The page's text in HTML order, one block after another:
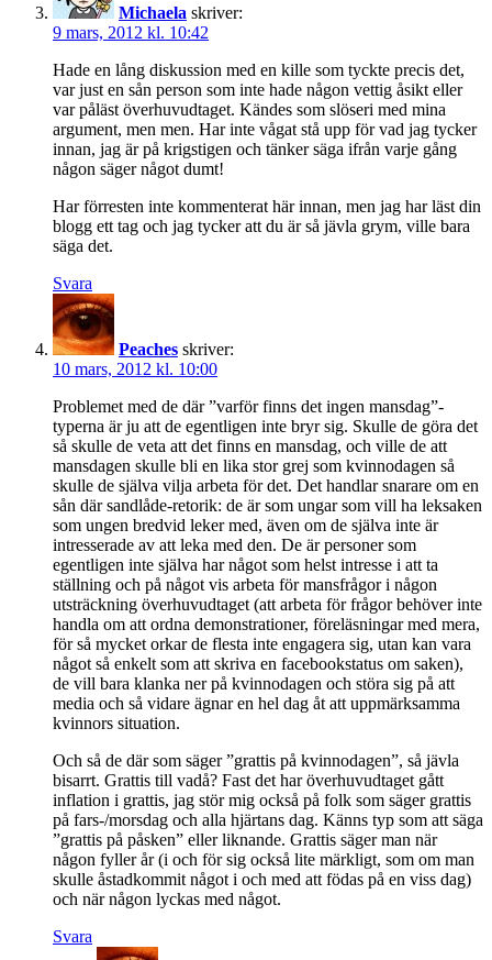
Michaela skriver:
9 mars, 2012 kl. 10:42
Hade en lång diskussion med en kille som tyckte precis det,
var just en sån person som inte hade någon vettig åsikt eller
var påläst överhuvudtaget. Kändes som slöseri med mina
argument, men men. Har inte vågat stå upp för vad jag tycker
innan, jag är på krigstigen och tänker säga ifrån varje gång
någon säger något dumt!
Har förresten inte kommenterat här innan, men jag har läst din
blogg ett tag och jag tycker att du är så jävla grym, ville bara
säga det.
Svara
Peaches skriver:
10 mars, 2012 kl. 10:00
Problemet med de där ”varför finns det ingen mansdag”-
typerna är ju att de egentligen inte bryr sig. Skulle de göra det
så skulle de veta att det finns en mansdag, och ville de att
mansdagen skulle bli en lika stor grej som kvinnodagen så
skulle de själva vilja arbeta för det. Det handlar snarare om en
sån där sandlåde-retorik: de är som ungar som vill ha leksaken
som ungen bredvid leker med, även om de själva inte är
intresserade av att leka med den. De är personer som
egentligen inte själva har något som helst intresse i att ta
ställning och på något vis arbeta för mansfrågor i någon
utsträckning överhuvudtaget (att arbeta för frågor behöver inte
handla om att ordna demonstrationer, föreläsningar med mera,
för så mycket orkar de flesta inte engagera sig, utan kan vara
något så enkelt som att skriva en facebookstatus om saken),
de vill bara klanka ner på kvinnodagen och störa sig på att
media och så vidare ägnar en hel dag åt att uppmärksamma
kvinnors situation.
Och så de där som säger ”grattis på kvinnodagen”, så jävla
bisarrt. Grattis till vadå? Fast det har överhuvudtaget gått
inflation i grattis, jag stör mig också på folk som säger grattis
på fars-/morsdag och alla hjärtans dag. Känns typ som att säga
”grattis på påsken” eller liknande. Grattis säger man när
någon fyller år (i och för sig också lite märkligt, som om man
skulle åstadkommit något i och med att födas på en viss dag)
och när någon lyckas med något.
Svara